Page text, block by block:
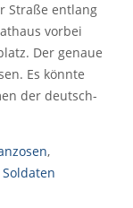
Straße entlang
vorbei
Der genaue
Es könnte
der deutsch-
,
Soldaten